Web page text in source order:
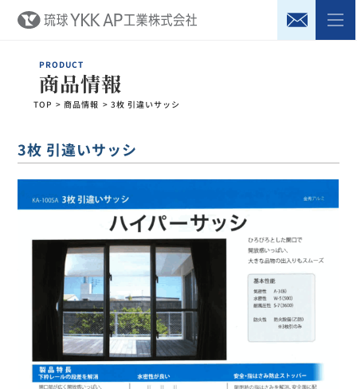
ハ
商品情報
TOP 商品情報 3枚 引違いサッシ
3枚 引違いサッシ